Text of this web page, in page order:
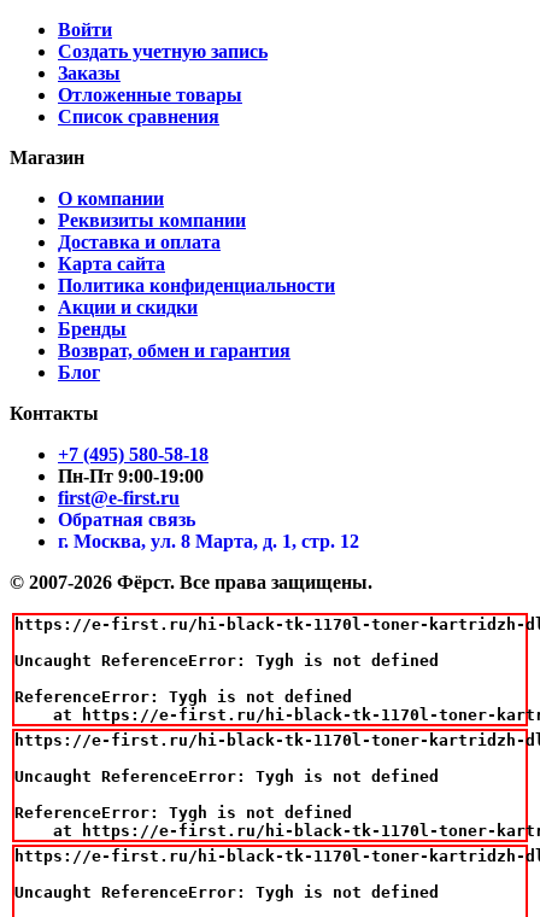
Войти
Создать учетную запись
Заказы
Отложенные товары
Список сравнения
Магазин
О компании
Реквизиты компании
Доставка и оплата
Карта сайта
Политика конфиденциальности
Акции и скидки
Бренды
Возврат, обмен и гарантия
Блог
Контакты
+7 (495) 580-58-18
Пн-Пт 9:00-19:00
first@e-first.ru
Обратная связь
г. Москва, ул. 8 Марта, д. 1, стр. 12
© 2007-2026 Фёрст. Все права защищены.
https://e-first.ru/hi-black-tk-1170l-toner-kartridzh-dlya-
Uncaught ReferenceError: Tygh is not defined
ReferenceError: Tygh is not defined
at https://e-first.ru/hi-black-tk-1170l-toner-
https://e-first.ru/hi-black-tk-1170l-toner-kartridzh-dlya-
Uncaught ReferenceError: Tygh is not defined
ReferenceError: Tygh is not defined
at https://e-first.ru/hi-black-tk-1170l-toner-
https://e-first.ru/hi-black-tk-1170l-toner-kartridzh-dlya-
Uncaught ReferenceError: Tygh is not defined